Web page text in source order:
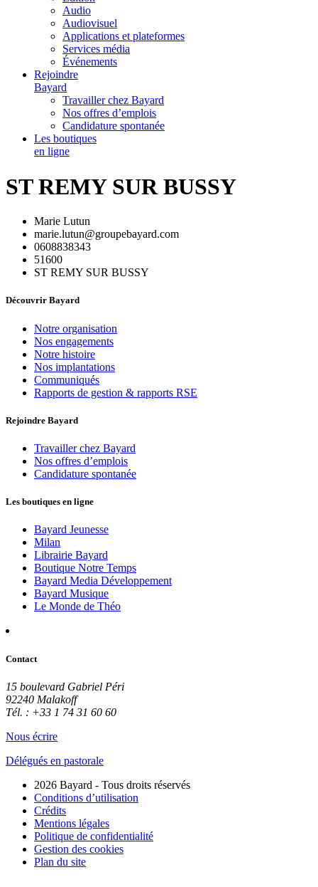
Audio
Audiovisuel
Applications et plateformes
Services média
Événements
Rejoindre
Bayard
Travailler chez Bayard
Nos offres d’emplois
Candidature spontanée
Les boutiques
en ligne
ST REMY SUR BUSSY
Marie Lutun
marie.lutun@groupebayard.com
0608838343
51600
ST REMY SUR BUSSY
Découvrir Bayard
Notre organisation
Nos engagements
Notre histoire
Nos implantations
Communiqués
Rapports de gestion & rapports RSE
Rejoindre Bayard
Travailler chez Bayard
Nos offres d’emplois
Candidature spontanée
Les boutiques en ligne
Bayard Jeunesse
Milan
Librairie Bayard
Boutique Notre Temps
Bayard Media Développement
Bayard Musique
Le Monde de Théo
Contact
15 boulevard Gabriel Péri
92240 Malakoff
Tél. : +33 1 74 31 60 60
Nous écrire
Délégués en pastorale
2026 Bayard - Tous droits réservés
Conditions d’utilisation
Crédits
Mentions légales
Politique de confidentialité
Gestion des cookies
Plan du site